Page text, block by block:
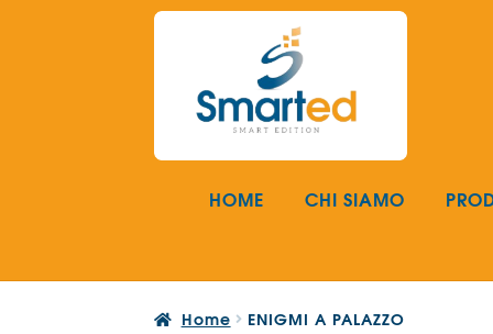
Vai
navigazione
Vai
HOME CHI SIAMO
Home ENIGMI A PALAZZO